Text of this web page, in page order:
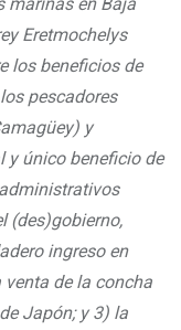
Eretmochelys
los beneficios de
pescadores
y
y único beneficio de
(des)gobierno,
ingreso en
de la concha
Japón; y 3) la